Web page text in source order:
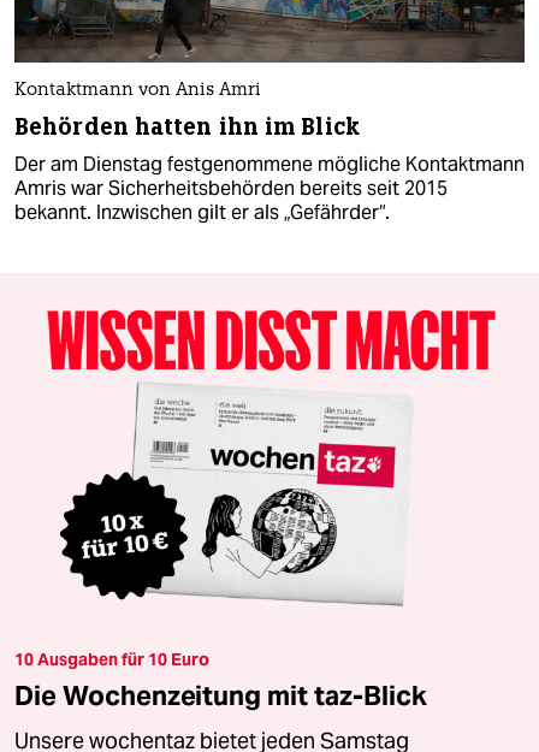
Kontaktmann von Anis Amri
Behörden hatten ihn im Blick
Der am Dienstag festgenommene mögliche Kontaktmann
Amris war Sicherheitsbehörden bereits seit 2015
bekannt. Inzwischen gilt er als „Gefährder“.
10 Ausgaben für 10 Euro
Die Wochenzeitung mit taz-Blick
Unsere wochentaz bietet jeden Samstag